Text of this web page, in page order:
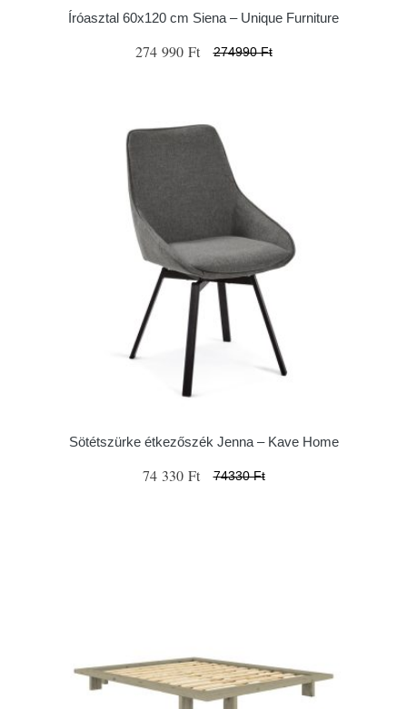
Íróasztal 60x120 cm Siena – Unique Furniture
274 990 Ft 274990 Ft
Sötétszürke étkezőszék Jenna – Kave Home
74 330 Ft 74330 Ft